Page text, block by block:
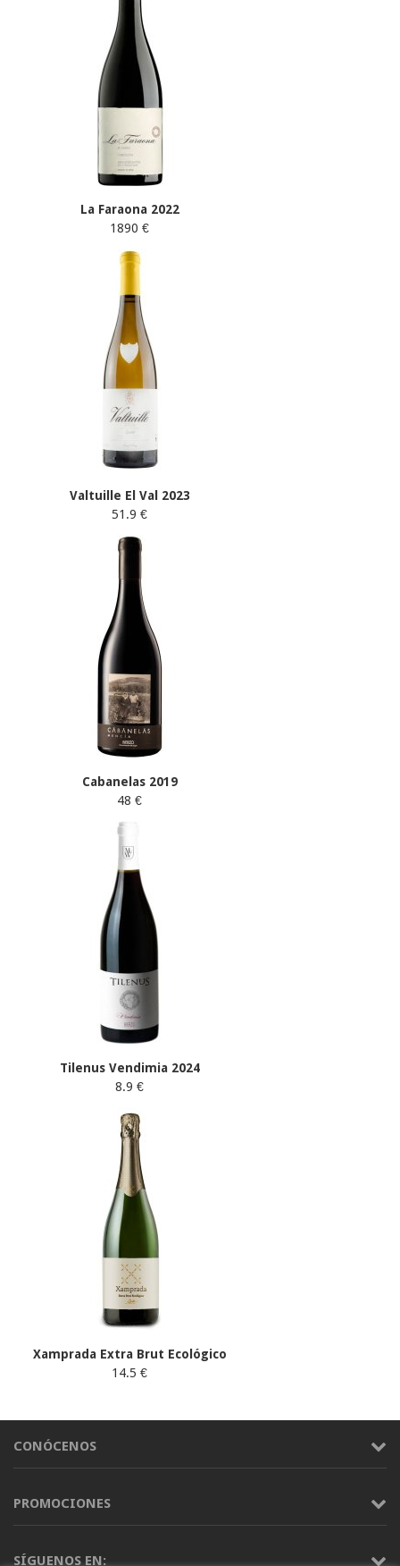
La Faraona 2022
1890 €
Valtuille El Val 2023
51.9 €
Cabanelas 2019
48 €
Tilenus Vendimia 2024
8.9 €
Xamprada Extra Brut Ecológico
14.5 €
CONÓCENOS
PROMOCIONES
SÍGUENOS EN: